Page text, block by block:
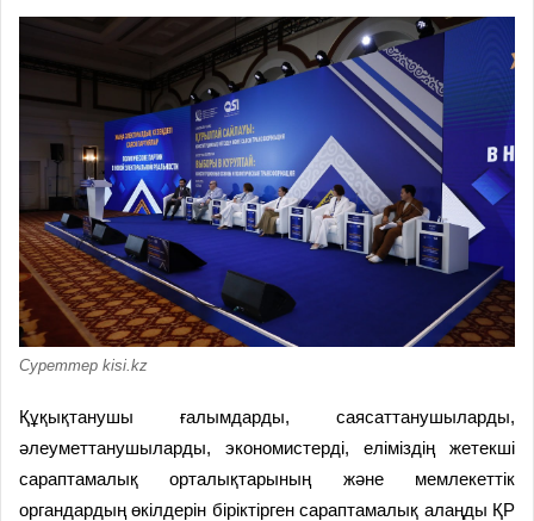
Суреттер kisi.kz
Құқықтанушы ғалымдарды, саясаттанушыларды,
әлеуметтанушыларды, экономистерді, еліміздің жетекші
сараптамалық орталықтарының және мемлекеттік
органдардың өкілдерін біріктірген сараптамалық алаңды ҚР